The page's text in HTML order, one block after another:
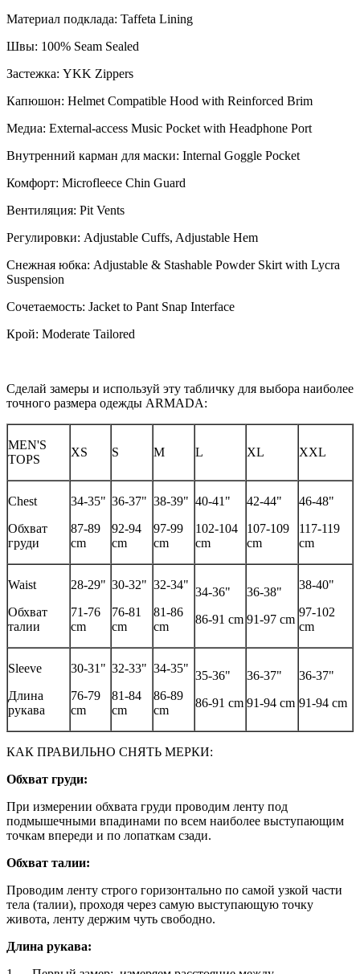
Материал подклада: Taffeta Lining
Швы: 100% Seam Sealed
Застежка: YKK Zippers
Капюшон: Helmet Compatible Hood with Reinforced Brim
Медиа: External-access Music Pocket with Headphone Port
Внутренний карман для маски: Internal Goggle Pocket
Комфорт: Microfleece Chin Guard
Вентиляция: Pit Vents
Регулировки: Adjustable Cuffs, Adjustable Hem
Снежная юбка: Adjustable & Stashable Powder Skirt with Lycra
Suspension
Сочетаемость: Jacket to Pant Snap Interface
Крой: Moderate Tailored
Сделай замеры и используй эту табличку для выбора наиболее
точного размера одежды ARMADA:
MEN'S
TOPS
XS S M L XL XXL
Chest
Обхват
груди
34-35"
87-89
cm
36-37"
92-94
cm
38-39"
97-99
cm
40-41"
102-104
cm
42-44"
107-109
cm
46-48"
117-119
cm
Waist
Обхват
талии
28-29"
71-76
cm
30-32"
76-81
cm
32-34"
81-86
cm
34-36"
86-91 cm
36-38"
91-97 cm
38-40"
97-102
cm
Sleeve
Длина
рукава
30-31"
76-79
cm
32-33"
81-84
cm
34-35"
86-89
cm
35-36"
86-91 cm
36-37"
91-94 cm
36-37"
91-94 cm
КАК ПРАВИЛЬНО СНЯТЬ МЕРКИ:
Обхват груди:
При измерении обхвата груди проводим ленту под
подмышечными впадинами по всем наиболее выступающим
точкам впереди и по лопаткам сзади.
Обхват талии:
Проводим ленту строго горизонтально по самой узкой части
тела (талии), проходя через самую выступающую точку
живота, ленту держим чуть свободно.
Длина рукава: